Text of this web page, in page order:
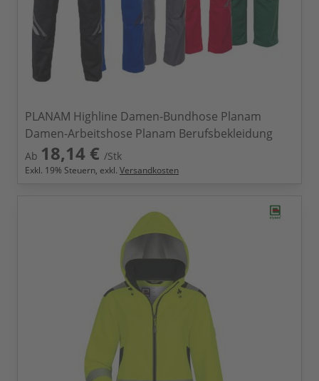
PLANAM Highline Damen-Bundhose Planam
Damen-Arbeitshose Planam Berufsbekleidung
Ab 18,14 € /Stk
Exkl. 19% Steuern, exkl. Versandkosten